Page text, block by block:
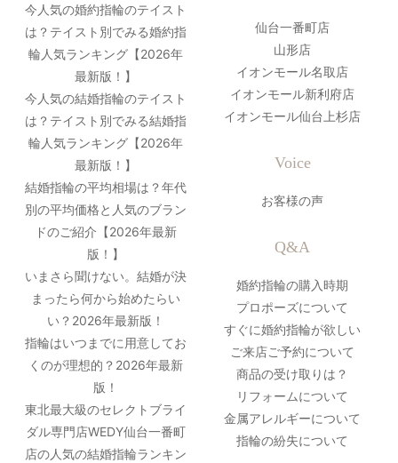
今人気の婚約指輪のテイスト
は？テイスト別でみる婚約指
輪人気ランキング【2026年
最新版！】
今人気の結婚指輪のテイスト
は？テイスト別でみる結婚指
輪人気ランキング【2026年
最新版！】
結婚指輪の平均相場は？年代
別の平均価格と人気のブラン
ドのご紹介【2026年最新
版！】
いまさら聞けない。結婚が決
まったら何から始めたらい
い？2026年最新版！
指輪はいつまでに用意してお
くのが理想的？2026年最新
版！
東北最大級のセレクトブライ
ダル専門店WEDY仙台一番町
店の人気の結婚指輪ランキン
仙台一番町店
山形店
イオンモール名取店
イオンモール新利府店
イオンモール仙台上杉店
Voice
お客様の声
Q&A
婚約指輪の購入時期
プロポーズについて
すぐに婚約指輪が欲しい
ご来店ご予約について
商品の受け取りは？
リフォームについて
金属アレルギーについて
指輪の紛失について